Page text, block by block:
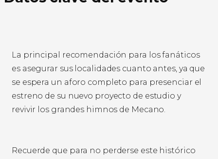
La principal recomendación para los fanáticos
es asegurar sus localidades cuanto antes, ya que
se espera un aforo completo para presenciar el
estreno de su nuevo proyecto de estudio y
revivir los grandes himnos de Mecano.
Recuerde que para no perderse este histórico